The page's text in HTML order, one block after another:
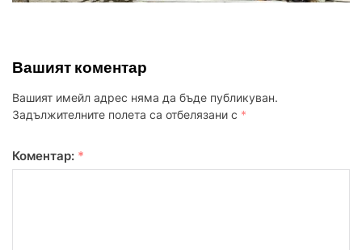
Вашият коментар
Вашият имейл адрес няма да бъде публикуван.
Задължителните полета са отбелязани с *
Коментар: *